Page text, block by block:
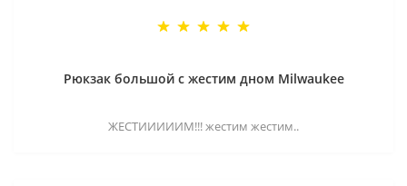
Рюкзак большой с жестим дном Milwaukee
ЖЕСТИИИИИМ!!! жестим жестим..